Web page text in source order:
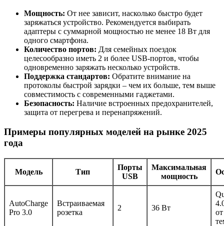
Мощность: От нее зависит, насколько быстро будет
заряжаться устройство. Рекомендуется выбирать
адаптеры с суммарной мощностью не менее 18 Вт для
одного смартфона.
Количество портов: Для семейных поездок
целесообразно иметь 2 и более USB-портов, чтобы
одновременно заряжать несколько устройств.
Поддержка стандартов: Обратите внимание на
протоколы быстрой зарядки – чем их больше, тем выше
совместимость с современными гаджетами.
Безопасность: Наличие встроенных предохранителей,
защита от перегрева и перенапряжений.
Примеры популярных моделей на рынке 2025
года
Модель Тип
Порты
USB
Максимальная
мощность
AutoCharge
Pro 3.0
Встраиваемая
розетка
2 36 Вт
от